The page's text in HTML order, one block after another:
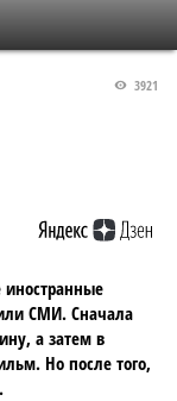
3921
СМИ. Сначала
а затем в
Но после того,